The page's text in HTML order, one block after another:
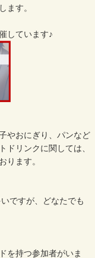
ます。
しています♪
やおにぎり、パンなど
ドリンクに関しては、
ります。
ですが、どなたでも
を持つ参加者がいま